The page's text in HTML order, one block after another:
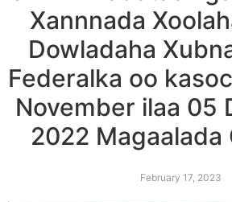
Xannnada
Dowladaha
Federalka oo
November ilaa 05
2022 Magaalada
February 17, 2023